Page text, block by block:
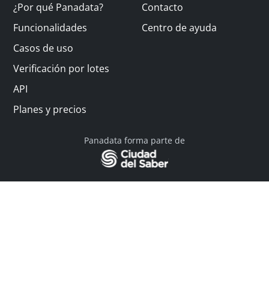
¿Por qué Panadata?
Funcionalidades
Casos de uso
Verificación por lotes
API
Planes y precios
Contacto
Centro de ayuda
Panadata forma parte de